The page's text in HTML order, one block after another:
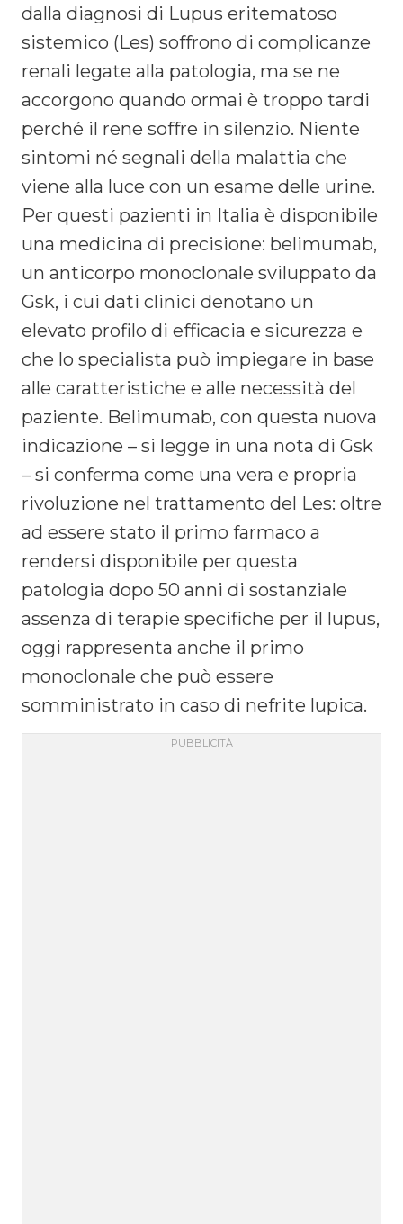
dalla diagnosi di Lupus eritematoso
sistemico (Les) soffrono di complicanze
renali legate alla patologia, ma se ne
accorgono quando ormai è troppo tardi
perché il rene soffre in silenzio. Niente
sintomi né segnali della malattia che
viene alla luce con un esame delle urine.
Per questi pazienti in Italia è disponibile
una medicina di precisione: belimumab,
un anticorpo monoclonale sviluppato da
Gsk, i cui dati clinici denotano un
elevato profilo di efficacia e sicurezza e
che lo specialista può impiegare in base
alle caratteristiche e alle necessità del
paziente. Belimumab, con questa nuova
indicazione – si legge in una nota di Gsk
– si conferma come una vera e propria
rivoluzione nel trattamento del Les: oltre
ad essere stato il primo farmaco a
rendersi disponibile per questa
patologia dopo 50 anni di sostanziale
assenza di terapie specifiche per il lupus,
oggi rappresenta anche il primo
monoclonale che può essere
somministrato in caso di nefrite lupica.